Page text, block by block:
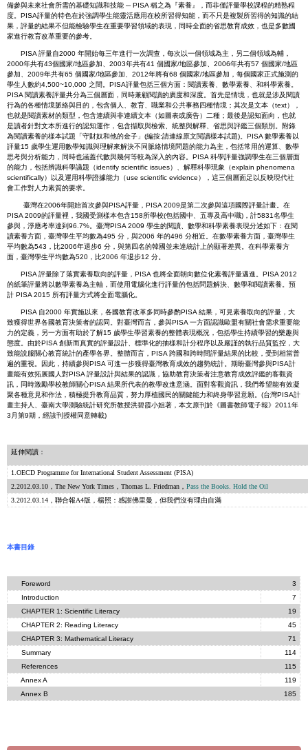
備參與未來社會所需的基礎知識和技能 ─ PISA 稱之為『素養』，而非僅評量學校課程的精熟程
度。PISA評量的特色在於強調學生能靈活應用在校所習得知能，而不只是複製所習得的知識的結
果，評量的結果不但能檢驗學生在重要學習領域的表現，同時全面的省思教育成效，也是多數國
家進行教育改革重要的參考。
PISA 評量自2000 年開始每三年進行一次調查，每次以一個領域為主，另二個領域為輔，
2000年共有43個國家/地區參加、2003年共有41 個國家/地區參加、2006年共有57 個國家/地區
參加、2009年共有65 個國家/地區參加、2012年將有68 個國家/地區參加，每個國家正式施測的
學生人數約4,500~10,000 之間。PISA評量包括三個方面：閱讀素養、數學素養、和科學素養。
PISA 閱讀素養評量共分為三個層面，同時兼顧閱讀的廣度和深度。首先是情境，也就是涉及閱讀
行為的各種情境脈絡與目的，包含個人、教育、職業和公共事務四種情境；其次是文本（text），
也就是閱讀素材的類型，包含連續與非連續文本（如圖表或廣告）二種；最後是認知面向，也就
是讀者針對文本所進行的認知運作，包含擷取與檢索、統整與解釋、省思與評鑑三個類別。附錄
為閱讀素養的樣本試題「守財奴和他的金子」(編按:請連線原文閱讀樣本試題) 。PISA 數學素養以
評量15 歲學生運用數學知識與理解來解決不同脈絡情境問題的能力為主，包括常用的運算、數學
思考與分析能力，同時也涵蓋代數與幾何等較為深入的內容。PISA 科學評量強調學生在三個層面
的能力，包括辨識科學議題（identify scientific issues）、解釋科學現象（explain phenomena
scientifically）以及運用科學證據能力（use scientific evidence），這三個層面足以反映現代社
會工作對人力素質的要求。
臺灣在2006年開始首次參與PISA評量，PISA 2009是第二次參與這項國際評量計畫。在
PISA 2009的評量裡，我國受測樣本包含158所學校(包括國中、五專及高中職)，計5831名學生
參與，淨應考率達到96.7%。臺灣PISA 2009 學生的閱讀、數學和科學素養表現分述如下：在閱
讀素養方面，臺灣學生平均數為495 分，與2006 年的496 分相近。在數學素養方面，臺灣學生
平均數為543，比2006年退步6 分，與第四名的韓國並未達統計上的顯著差異。在科學素養方
面，臺灣學生平均數為520，比2006 年退步12 分。
PISA 評量除了落實素養取向的評量，PISA 也將全面朝向數位化素養評量邁進。PISA 2012
的紙筆評量將以數學素養為主軸，而使用電腦化進行評量的包括問題解決、數學和閱讀素養。預
計 PISA 2015 所有評量方式將全面電腦化。
PISA 自2000 年實施以來，各國教育改革多同時參酌PISA 結果，可見素養取向的評量，大
致獲得世界各國教育決策者的認同。對臺灣而言，參與PISA 一方面認識歐盟有關社會需求重要能
力的定義，另一方面有助於了解15 歲學生學習素養的整體表現概況，包括學生持續學習的樂趣與
態度。由於PISA 創新而真實的評量設計、標準化的抽樣和計分程序以及嚴謹的執行品質監控，大
致能說服關心教育統計的產學各界。整體而言，PISA 跨國和跨時間評量結果的比較，受到相當普
遍的重視。因此，持續參與PISA 可進一步獲得臺灣教育成效的趨勢統計。期盼臺灣參與PISA計
畫能有效拓展國人對PISA 評量設計與結果的認識，協助教育決策者注意教育成效評鑑的客觀資
訊，同時激勵學校教師關心PISA 結果所代表的教學改進意涵。面對客觀資訊，我們希望能有效凝
聚各種意見和作法，積極提升教育品質，努力厚植國民的關鍵能力和終身學習意願。(台灣PISA計
畫主持人、臺南大學測驗統計研究所教授洪碧霞小姐著，本文原刊於《圖書教師電子報》2011年
3月第9期，經該刊授權同意轉載)
延伸閱讀：
1.OECD Programme for International Student Assessment (PISA)
2.2012.03.10 ，The New York Times，Thomas L. Friedman，Pass the Books. Hold the Oil
3.2012.03.14，聯合報A4版，楊照：感謝佛里曼，但我們沒有理由自滿
本書目錄
Foreword
3
Introduction
7
CHAPTER 1: Scientific Literacy
19
CHAPTER 2: Reading Literacy
45
CHAPTER 3: Mathematical Literacy
71
Summary
114
References
115
Annex A
119
Annex B
185